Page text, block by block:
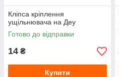
Кліпса кріплення
ущільнювача на Деу
Готово до відправки
14 ₴
Купити